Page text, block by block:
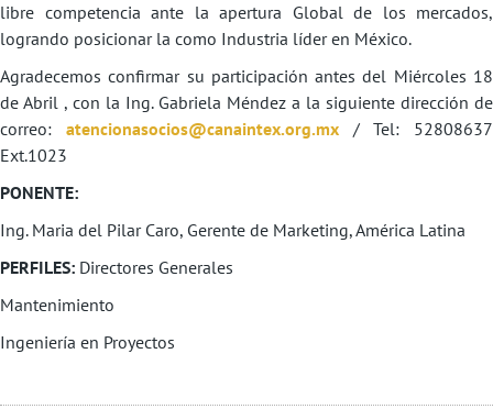
libre competencia ante la apertura Global de los mercados,
logrando posicionar la como Industria líder en México.
Agradecemos confirmar su participación antes del Miércoles 18
de Abril , con la Ing. Gabriela Méndez a la siguiente dirección de
correo: atencionasocios@canaintex.org.mx/ Tel: 52808637
Ext.1023
PONENTE:
Ing. Maria del Pilar Caro, Gerente de Marketing, América Latina
PERFILES: Directores Generales
Mantenimiento
Ingeniería en Proyectos